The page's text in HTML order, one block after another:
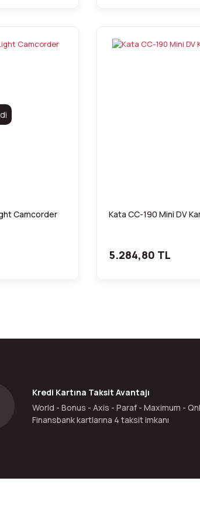
Camcorder
Kata CC-190 Mini DV
5.284,80 TL
Kredi Kartına Taksit Avantajı
World - Bonus - Axis - Paraf - Maximum -
Finansbank kartlarına 4 taksit imkanı